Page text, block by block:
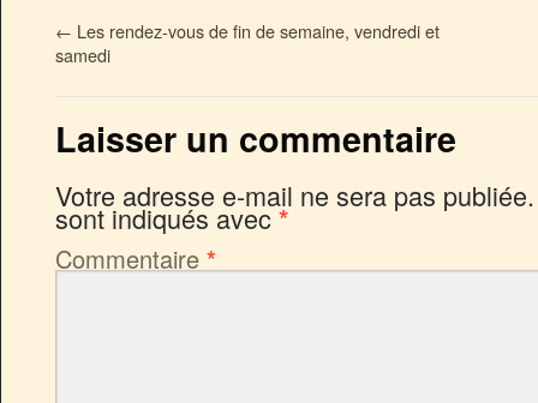
← Les rendez-vous de fin de semaine, vendredi et
samedi
Laisser un commentaire
Votre adresse e-mail ne sera pas publiée.
sont indiqués avec*
Commentaire *